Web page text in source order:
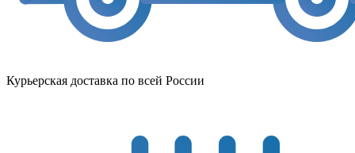
Курьерская доставка по всей России